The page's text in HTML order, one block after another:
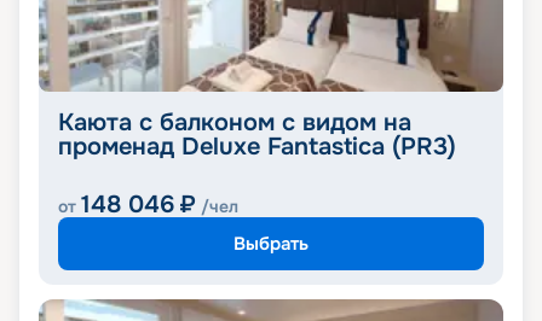
Каюта с балконом с видом на
променад Deluxe Fantastica (PR3)
от 148 046 ₽ /чел
Выбрать